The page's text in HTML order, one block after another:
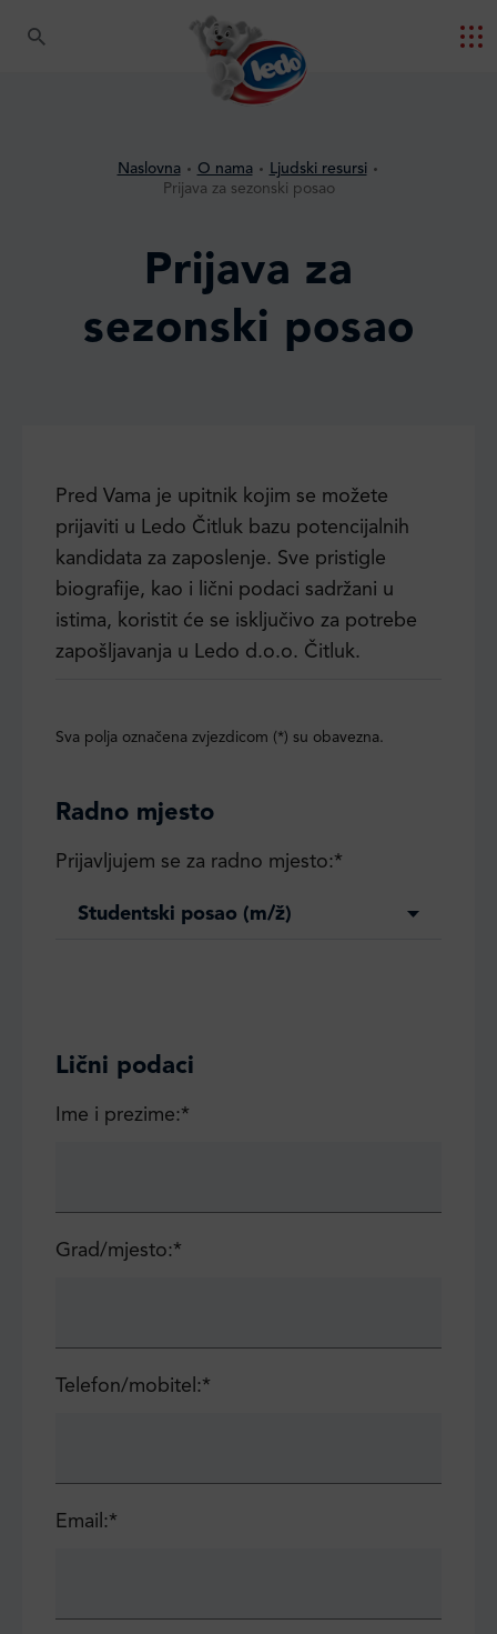
Naslovna O nama
Ljudski resursi
Prijava za sezonski posao
Prijava za
sezonski posao
Pred Vama je upitnik kojim se možete
prijaviti u Ledo Čitluk bazu potencijalnih
kandidata za zaposlenje. Sve pristigle
biografije, kao i lični podaci sadržani u
istima, koristit će se isključivo za potrebe
zapošljavanja u Ledo d.o.o. Čitluk.
Sva polja označena zvjezdicom (*) su obavezna.
Radno mjesto
Prijavljujem se za radno mjesto:*
Studentski posao (m/ž)
Lični podaci
Ime i prezime:*
Grad/mjesto:*
Telefon/mobitel:*
Email:*